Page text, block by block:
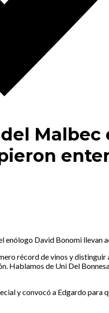
enólogo David Bonomi llevan
récord de vinos y
Hablamos de Uni Del
y convocó a Edgardo para